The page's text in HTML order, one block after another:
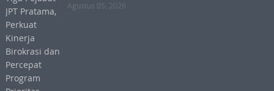
Agustus 05, 2026